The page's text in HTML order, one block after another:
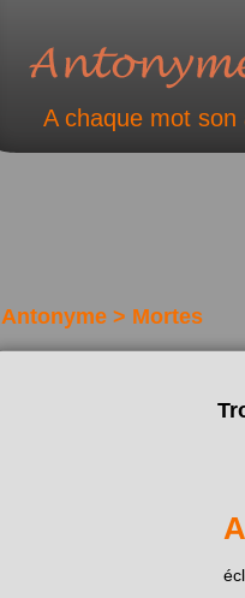
A chaque mot son
Antonyme > Mortes